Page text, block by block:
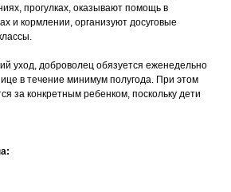
прогулках, оказывают помощь в
и кормлении, организуют досуговые
уход, доброволец обязуется еженедельно
в течение минимум полугода. При этом
за конкретным ребенком, поскольку дети